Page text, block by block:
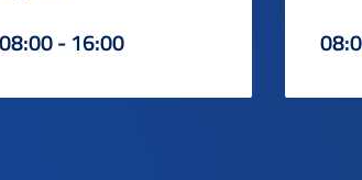
08:00 - 16:00